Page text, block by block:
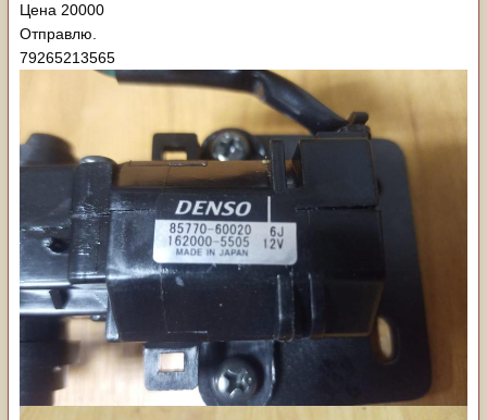
Цена 20000
Отправлю.
79265213565